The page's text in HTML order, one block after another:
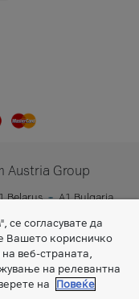
Austria Group
Belarus
A1 Bulgaria
се согласувате да
Вашето корисничко
веб-страната,
на релевантна
на
Повеќе